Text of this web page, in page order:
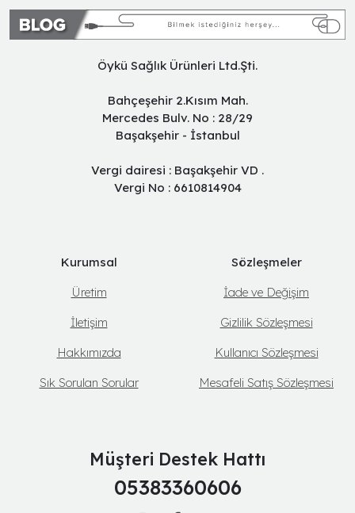
Öykü Sağlık Ürünleri Ltd.Şti.
Bahçeşehir 2.Kısım Mah.
Mercedes Bulv. No : 28/29
Başakşehir - İstanbul
Vergi dairesi : Başakşehir VD .
Vergi No : 6610814904
Kurumsal
Üretim
İletişim
Hakkımızda
Sık Sorulan Sorular
Sözleşmeler
İade ve Değişim
Gizlilik Sözleşmesi
Kullanıcı Sözleşmesi
Mesafeli Satış Sözleşmesi
Müşteri Destek Hattı
05383360606